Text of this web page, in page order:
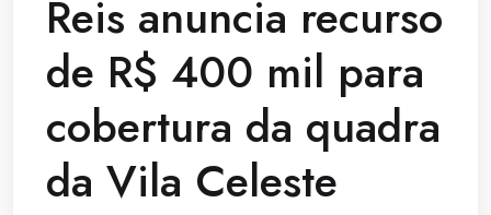
Reis anuncia recurso
de R$ 400 mil para
cobertura da quadra
da Vila Celeste